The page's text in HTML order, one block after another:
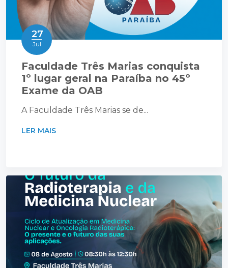
27
Jul
Faculdade Três Marias conquista
1º lugar geral na Paraíba no 45º
Exame da OAB
A Faculdade Três Marias se de...
LER MAIS